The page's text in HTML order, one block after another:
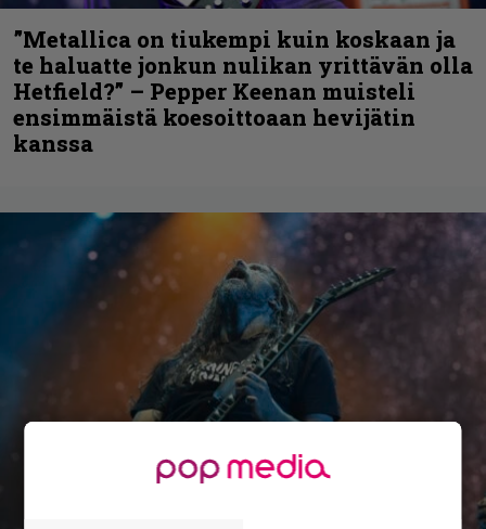
”Metallica on tiukempi kuin koskaan ja
te haluatte jonkun nulikan yrittävän olla
Hetfield?” – Pepper Keenan muisteli
ensimmäistä koesoittoaan hevijätin
kanssa